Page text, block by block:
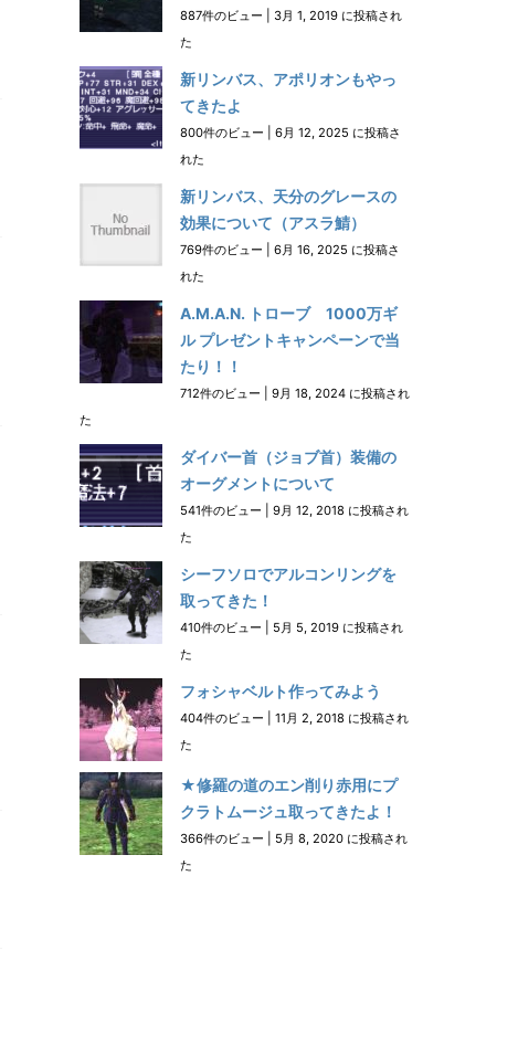
887件のビュー
3月 1, 2019 に投稿され
た
新リンバス、アポリオンもやっ
てきたよ
800件のビュー
6月 12, 2025 に投稿さ
れた
新リンバス、天分のグレースの
効果について（アスラ鯖）
769件のビュー
6月 16, 2025 に投稿さ
れた
A.M.A.N. トローブ 1000万ギ
ル プレゼントキャンペーンで当
たり！！
712件のビュー
9月 18, 2024 に投稿され
た
ダイバー首（ジョブ首）装備の
オーグメントについて
541件のビュー
9月 12, 2018 に投稿され
た
シーフソロでアルコンリングを
取ってきた！
410件のビュー
5月 5, 2019 に投稿され
た
フォシャベルト作ってみよう
404件のビュー
11月 2, 2018 に投稿され
た
★修羅の道のエン削り赤用にプ
クラトムージュ取ってきたよ！
366件のビュー
5月 8, 2020 に投稿され
た